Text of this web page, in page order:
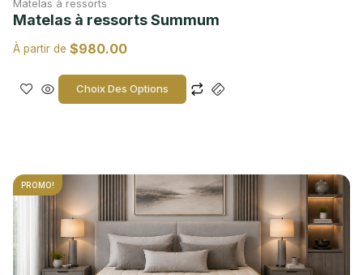
Matelas à ressorts
Matelas à ressorts Summum
À partir de $980.00
Choix Des Options
PROMO!